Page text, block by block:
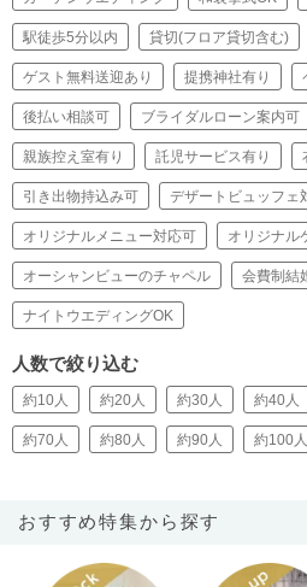
駅徒歩5分以内 貸切(フロア貸切含む)
ゲスト無料送迎あり 提携神社有り
後払い相談可 ブライダルローン案内可
親族控え室有り 託児サービス有り
引き出物持込み可 デザートビュッフェ
オリジナルメニュー対応可 オリジナル
オーシャンビューのチャペル 会費制結
ナイトウエディングOK
人数で絞り込む
約10人 約20人 約30人 約40人
約70人 約80人 約90人 約100人
おすすめ特集から探す